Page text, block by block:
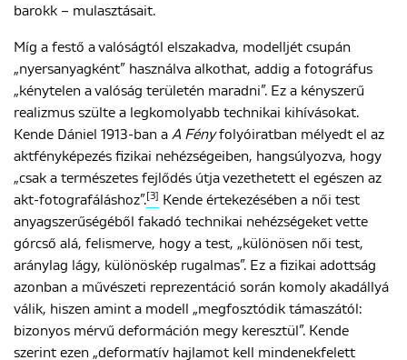
barokk – mulasztásait.
Míg a festő a valóságtól elszakadva, modelljét csupán
„nyersanyagként” használva alkothat, addig a fotográfus
„kénytelen a valóság területén maradni”. Ez a kényszerű
realizmus szülte a legkomolyabb technikai kihívásokat.
Kende Dániel 1913-ban a A Fényfolyóiratban mélyedt el az
aktfényképezés fizikai nehézségeiben, hangsúlyozva, hogy
„csak a természetes fejlődés útja vezethetett el egészen az
akt-fotografáláshoz”. [3]
Kende értekezésében a női test
anyagszerűségéből fakadó technikai nehézségeket vette
górcső alá, felismerve, hogy a test, „különösen női test,
aránylag lágy, különöskép rugalmas”. Ez a fizikai adottság
azonban a művészeti reprezentáció során komoly akadállyá
válik, hiszen amint a modell „megfosztódik támaszától:
bizonyos mérvű deformáción megy keresztül”. Kende
szerint ezen „deformatív hajlamot kell mindenekfelett